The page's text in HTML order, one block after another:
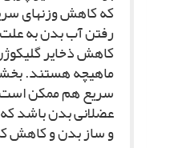
که کاهش وزن‏هاى
رفتن آب بدن به
کاهش ذخایر
ماهیچه هستند.
سریع هم ممکن
عضلانى بدن باشد
و ساز بدن و کاهش